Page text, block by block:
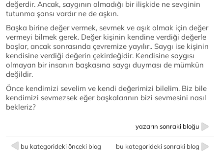
değerdir. Ancak, saygının olmadığı bir ilişkide ne sevginin
tutunma şansı vardır ne de aşkın.
Başka birine değer vermek, sevmek ve aşık olmak için değer
vermeyi bilmek gerek. Değer kişinin kendine verdiği değerle
başlar, ancak sonrasında çevremize yayılır.. Saygı ise kişinin
kendisine verdiği değerin çekirdeğidir. Kendisine saygısı
olmayan bir insanın başkasına saygı duyması de mümkün
değildir.
Önce kendimizi sevelim ve kendi değerimizi bilelim. Biz bile
kendimizi sevmezsek eğer başkalarının bizi sevmesini nasıl
bekleriz?
yazarın sonraki bloğu
bu kategorideki önceki blog bu kategorideki sonraki blog